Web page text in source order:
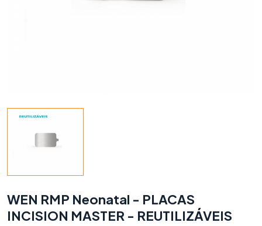
WEN RMP Neonatal - PLACAS
INCISION MASTER - REUTILIZÁVEIS